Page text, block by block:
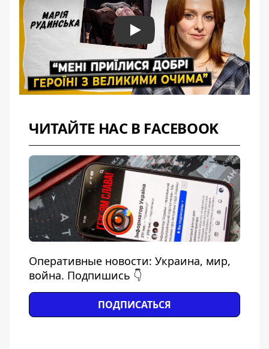
Play
ЧИТАЙТЕ НАС В FACEBOOK
Оперативные новости: Украина, мир,
война. Подпишись 👇
ПОДПИСАТЬСЯ